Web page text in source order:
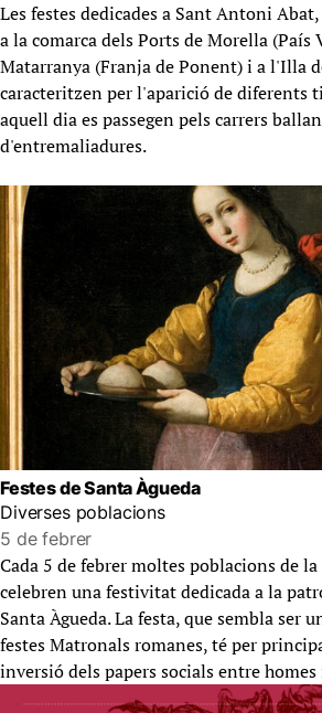
Les festes dedicades a Sant Antoni
a la comarca dels Ports de Morella (País
Matarranya (Franja de Ponent) i a l'Illa
caracteritzen per l'aparició de diferents
aquell dia es passegen pels carrers
d'entremaliadures.
Festes de Santa Àgueda
Diverses poblacions
5 de febrer
Cada 5 de febrer moltes poblacions de
celebren una festivitat dedicada a la
Santa Àgueda. La festa, que sembla ser
festes Matronals romanes, té per
inversió dels papers socials entre homes